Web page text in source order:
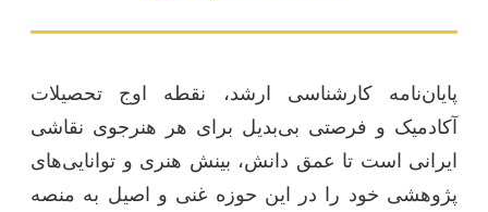
پایان‌نامه کارشناسی ارشد، نقطه اوج تحصیلات
آکادمیک و فرصتی بی‌بدیل برای هر هنرجوی نقاشی
ایرانی است تا عمق دانش، بینش هنری و توانایی‌های
پژوهشی خود را در این حوزه غنی و اصیل به منصه